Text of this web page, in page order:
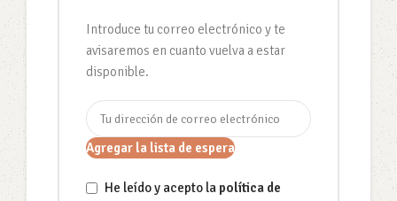
Introduce tu correo electrónico y te
avisaremos en cuanto vuelva a estar
disponible.
Agregar la lista de espera
He leído y acepto la política de